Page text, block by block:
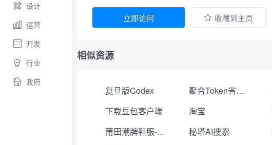
设计
运营
开发
行业
政府
立即访问 收藏到主页
相似资源
复旦版Codex 聚合Token省钱省心
下载豆包客户端
淘宝
莆田潮牌鞋服-工厂直销
秘塔AI搜索